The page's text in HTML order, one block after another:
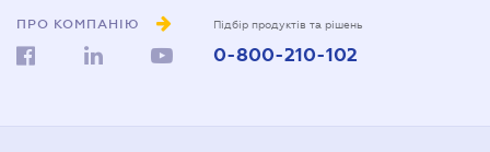
ПРО КОМПАНІЮ Підбір продуктів та рішень
0-800-210-102